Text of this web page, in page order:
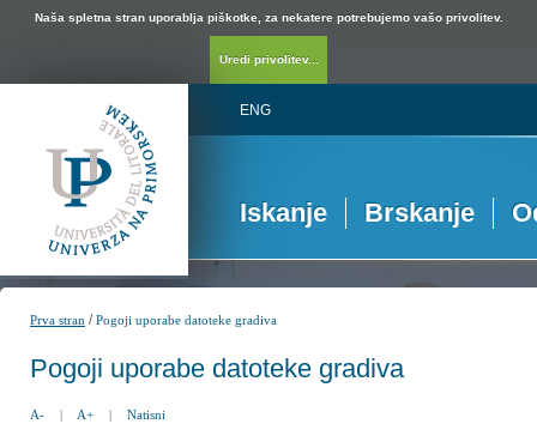
Naša spletna stran uporablja piškotke, za nekatere potrebujemo vašo privolitev.
Uredi privolitev...
ENG
Iskanje Brskanje
Prva stran /Pogoji uporabe datoteke gradiva
Pogoji uporabe datoteke gradiva
A- | A+ | Natisni